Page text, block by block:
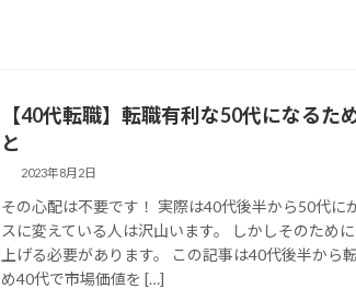
【40代転職】転職有利な50代になるた
と
2023年8月2日
その心配は不要です！ 実際は40代後半から50代に
スに変えている人は沢山います。 しかしそのため
上げる必要があります。 この記事は40代後半から
め40代で市場価値を […]